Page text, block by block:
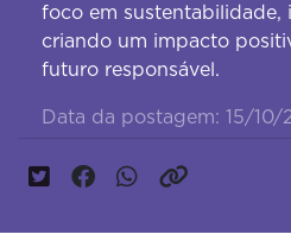
foco em sustentabilidade,
criando um impacto
futuro responsável.
Data da postagem: 15/10/